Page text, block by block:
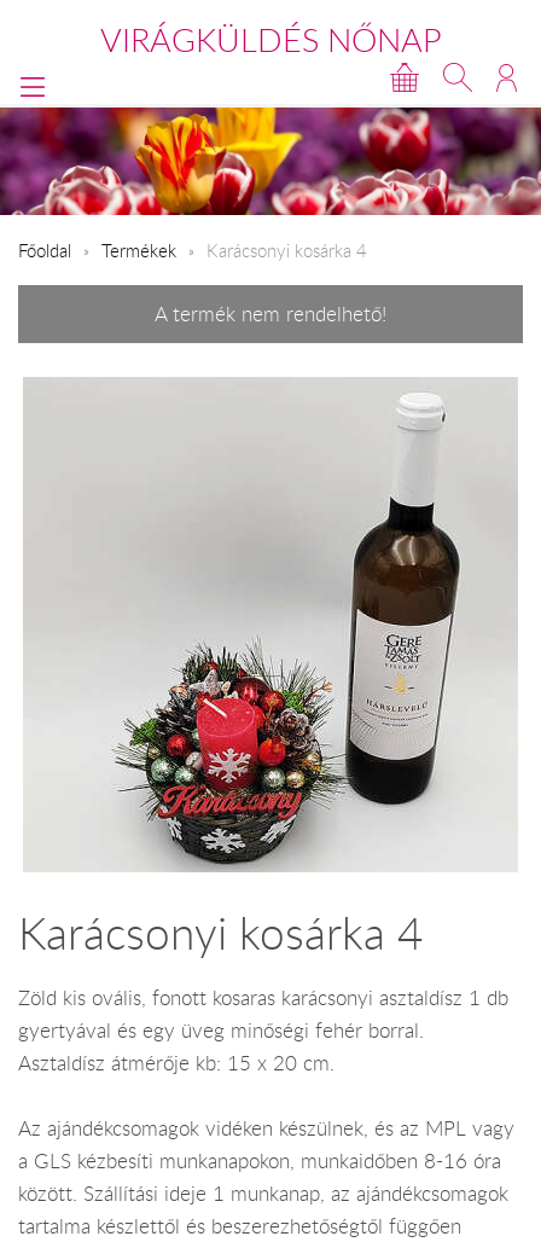
VIRÁGKÜLDÉS NŐNAP
Főoldal Termékek Karácsonyi kosárka 4
A termék nem rendelhető!
Karácsonyi kosárka 4
Zöld kis ovális, fonott kosaras karácsonyi asztaldísz 1 db
gyertyával és egy üveg minőségi fehér borral.
Asztaldísz átmérője kb: 15 x 20 cm.
Az ajándékcsomagok vidéken készülnek, és az MPL vagy
a GLS kézbesíti munkanapokon, munkaidőben 8-16 óra
között. Szállítási ideje 1 munkanap, az ajándékcsomagok
tartalma készlettől és beszerezhetőségtől függően